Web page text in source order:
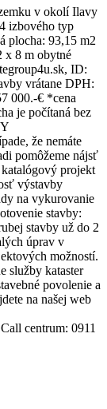
v okolí Ilavy
izbového typ
plocha: 93,15 m2
x 8 m obytné
ID:
vrátane DPH:
000.-€ *cena
je počítaná bez
že nemáte
pomôžeme nájsť
projekt
výstavby
na vykurovanie
stavby:
stavby už do 2
úprav v
možností.
služby kataster
povolenie a
na našej web
centrum: 0911